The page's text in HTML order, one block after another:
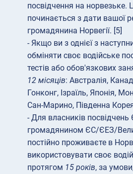
посвідчення на норвезьке.
починається з дати вашої
громадянина Норвегії. [5]
- Якщо ви з однієї з
обміняти своє водійське
тестів або обов'язкових
12 місяців: Австралія,
Гонконг, Ізраїль, Японія,
Сан-Марино, Південна
- Для власників
громадянином ЄС/ЄЕЗ/
постійно проживаєте в
використовувати своє
протягом 15 років, за